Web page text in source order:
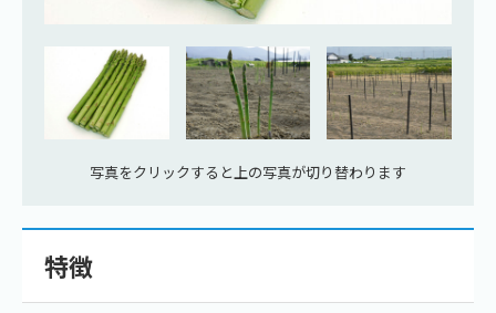
写真をクリックすると上の写真が切り替わります
特徴